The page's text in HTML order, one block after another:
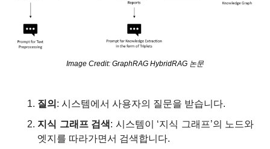
Image Credit: GraphRAG HybridRAG 논문
질의 : 시스템에서 사용자의 질문을 받습니다.
지식 그래프 검색: 시스템이 ‘지식 그래프’의 노드와
엣지를 따라가면서 검색합니다.